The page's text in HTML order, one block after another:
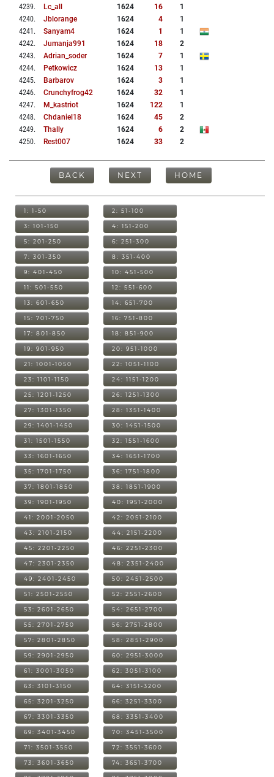
4239. Lc_all 1624 16
1
4240. Jblorange 1624 4
1
4241 . Sanyam4 1624 1
1
4242. Jumanja991 1624 18
2
4243. Adrian_soder 1624 7
1
4244. Petkowicz 1624 13
1
4245. Barbarov 1624 3
1
4246. Crunchyfrog42 1624 32
1
4247. M_kastriot 1624 122
1
4248. Chdaniel18 1624 45
2
4249. Thally 1624 6
2
4250. Rest007 1624 33 2
BACK NEXT HOME
1: 1-50 2: 51-100
3: 101-150 4: 151-200
5: 201-250 6: 251-300
7: 301-350 8: 351-400
9: 401-450 10: 451-500
11: 501-550 12: 551-600
13: 601-650 14: 651-700
15: 701-750 16: 751-800
17: 801-850 18: 851-900
19: 901-950 20: 951-1000
21: 1001-1050 22: 1051-1100
23: 1101-1150 24: 1151-1200
25: 1201-1250 26: 1251-1300
27: 1301-1350 28: 1351-1400
29: 1401-1450 30: 1451-1500
31: 1501-1550 32: 1551-1600
33: 1601-1650 34: 1651-1700
35: 1701-1750 36: 1751-1800
37: 1801-1850 38: 1851-1900
39: 1901-1950 40: 1951-2000
41: 2001-2050 42: 2051-2100
43: 2101-2150 44: 2151-2200
45: 2201-2250 46: 2251-2300
47: 2301-2350 48: 2351-2400
49: 2401-2450 50: 2451-2500
51: 2501-2550 52: 2551-2600
53: 2601-2650 54: 2651-2700
55: 2701-2750 56: 2751-2800
57: 2801-2850 58: 2851-2900
59: 2901-2950 60: 2951-3000
61: 3001-3050 62: 3051-3100
63: 3101-3150 64: 3151-3200
65: 3201-3250 66: 3251-3300
67: 3301-3350 68: 3351-3400
69: 3401-3450 70: 3451-3500
71: 3501-3550 72: 3551-3600
73: 3601-3650 74: 3651-3700